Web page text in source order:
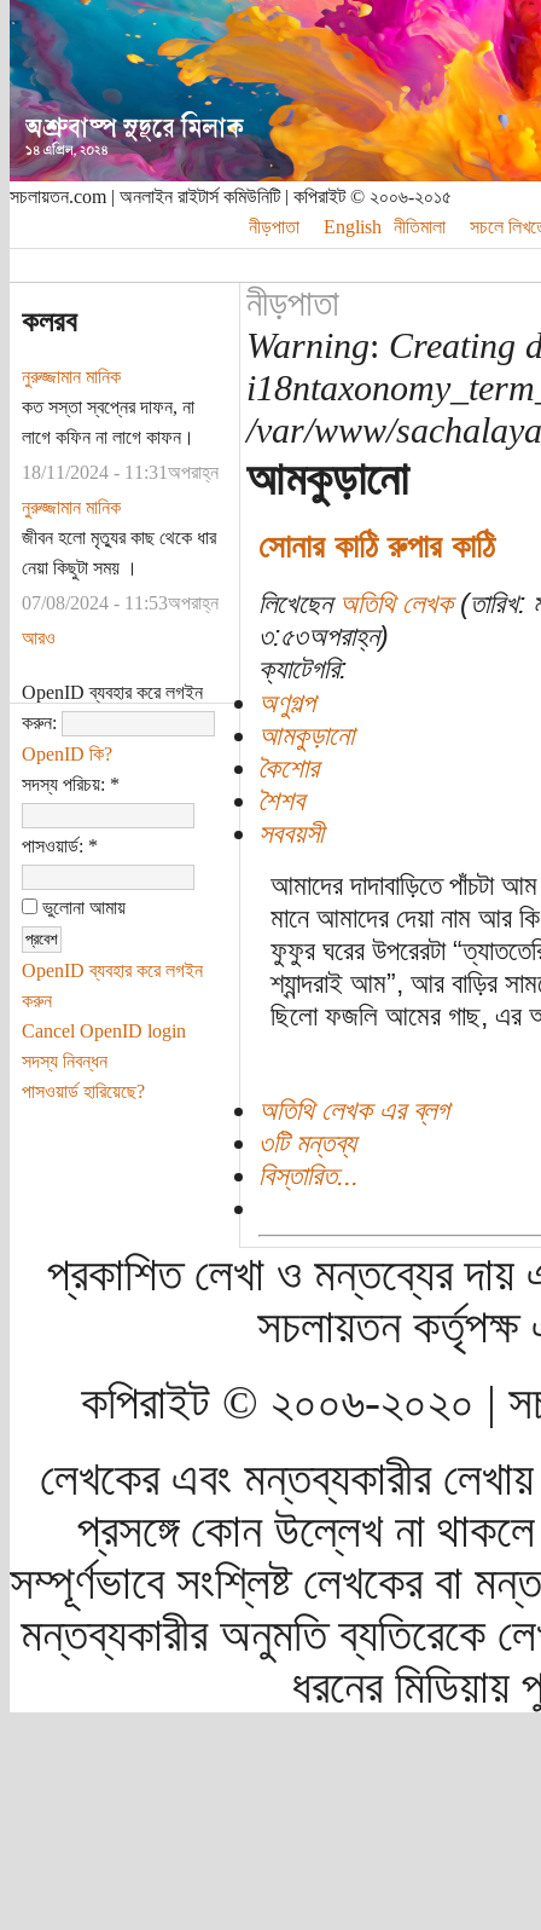
সচলায়তন.com | অনলাইন রাইটার্স কমিউনিটি | কপিরাইট © ২০০৬-২০১৫
নীড়পাতা
English নীতিমালা সচলে
কলরব
নুরুজ্জামান মানিক
কত সস্তা স্বপ্নের দাফন, না
লাগে কফিন না লাগে কাফন।
18/11/2024 - 11:31অপরাহ্ন
নুরুজ্জামান মানিক
জীবন হলো মৃত্যুর কাছ থেকে ধার
নেয়া কিছুটা সময় ।
07/08/2024 - 11:53অপরাহ্ন
আরও
OpenID ব্যবহার করে লগইন
করুন:
OpenID কি?
সদস্য পরিচয়: *
পাসওয়ার্ড: *
ভুলোনা আমায়
OpenID ব্যবহার করে লগইন
করুন
Cancel OpenID login
সদস্য নিবন্ধন
পাসওয়ার্ড হারিয়েছে?
নীড়পাতা
Warning: Creating
/var/www/
আমকুড়ানো
সোনার কাঠি রুপার কাঠি
লিখেছেন অতিথি লেখক(তারিখ:
৩:৫৩অপরাহ্ন)
ক্যাটেগরি:
অণুগল্প
আমকুড়ানো
কৈশোর
শৈশব
সববয়সী
আমাদের দাদাবাড়িতে
মানে আমাদের দেয়া নাম আর
ফুফুর ঘরের উপরেরটা
শ্যান্দরাই আম”, আর বাড়ির
ছিলো ফজলি আমের গাছ, এর
অতিথি লেখক এর ব্লগ
৩টি মন্তব্য
বিস্তারিত...
প্রকাশিত লেখা ও মন্তব্যের দায়
সচলায়তন
কপিরাইট © ২০০৬-২০২০ |
লেখকের এবং মন্তব্যকারীর
প্রসঙ্গে কোন উল্লেখ না
সম্পূর্ণভাবে সংশ্লিষ্ট লেখকের বা
মন্তব্যকারীর অনুমতি ব্যতিরেকে
ধরনের মিডিয়ায়